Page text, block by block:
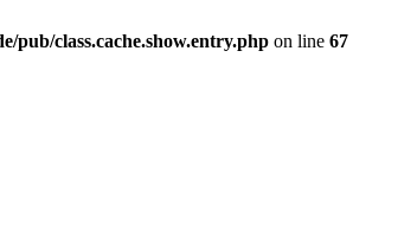
pub/class.cache.show.entry.php on line 67